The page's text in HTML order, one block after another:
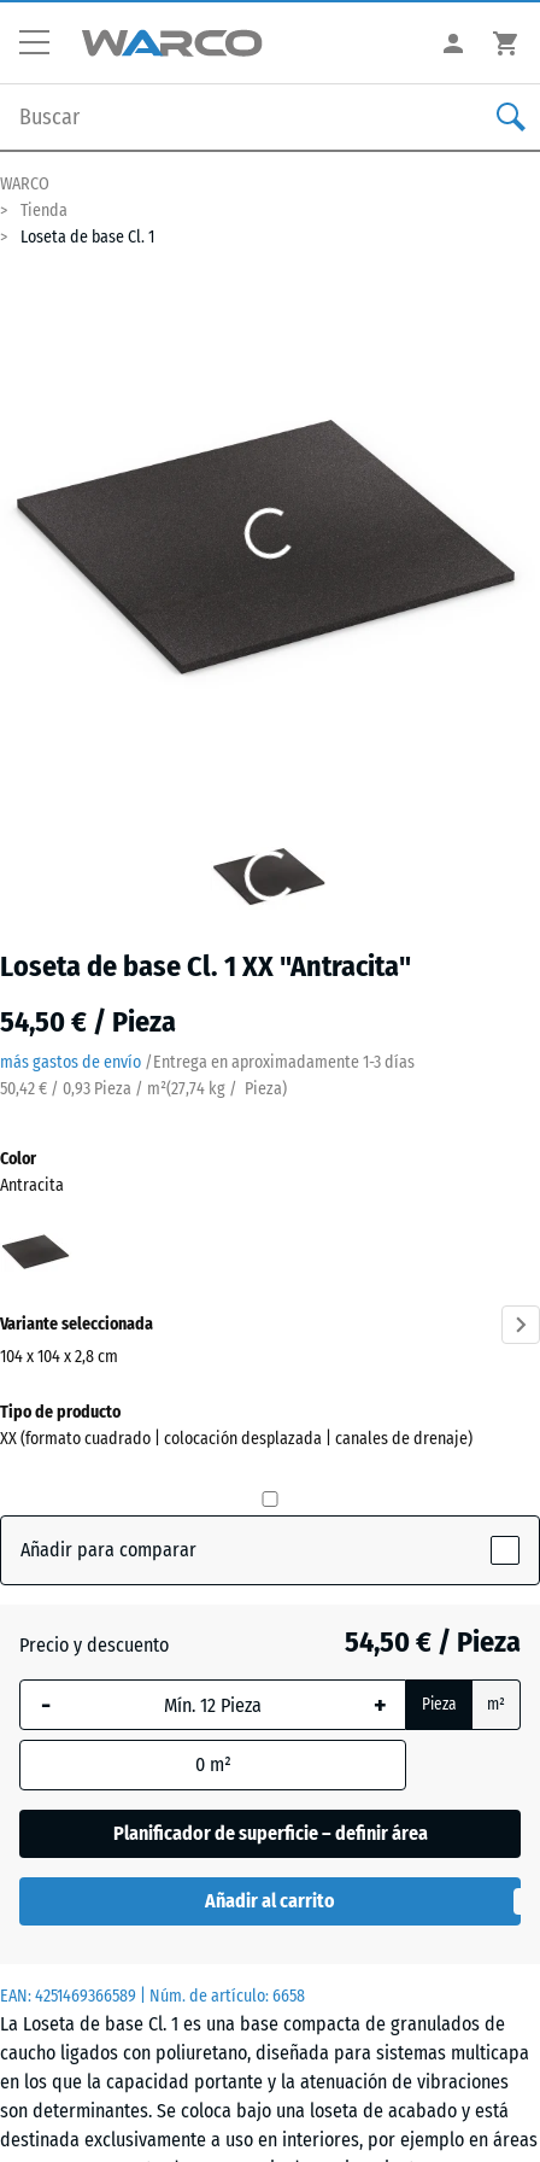
WARCO
Tienda
Loseta de base Cl. 1
Loseta de base Cl. 1 XX "Antracita"
54,50 € / Pieza
más gastos de envío /Entrega en aproximadamente1-3 días
50,42 € / 0,93 Pieza / m²(27,74 kg / Pieza)
EAN:4251469366589 | Núm. de artículo:6658
La Loseta de base Cl. 1 es una base compacta de granulados de
caucho ligados con poliuretano, diseñada para sistemas multicapa
en los que la capacidad portante y la atenuación de vibraciones
son determinantes. Se coloca bajo una loseta de acabado y está
destinada exclusivamente a uso en interiores, por ejemplo en áreas
Color
Antracita
Variante seleccionada
104 x 104 x 2,8 cm
Dimensiones
para
1040
mm
La dimensión
seleccionada,
en azul, se
necesidades
los datos del
producto).
104
x
104
Tipo de producto
XX (formato cuadrado | colocación desplazada | canales de drenaje)
Añadir para comparar
Precio y descuento 54,50 € / Pieza
- + Pieza m²
0 m²
Planificador de superficie – definir área
Añadir al carrito